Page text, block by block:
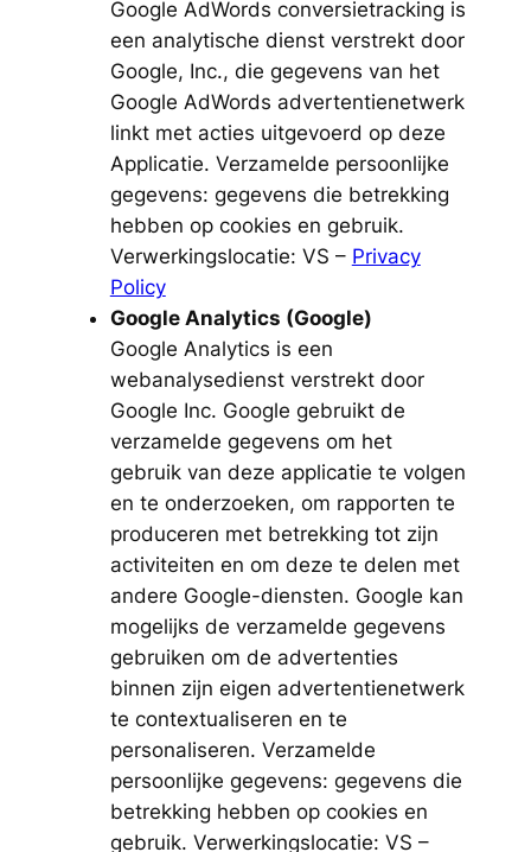
Google AdWords conversietracking is
een analytische dienst verstrekt door
Google, Inc., die gegevens van het
Google AdWords advertentienetwerk
linkt met acties uitgevoerd op deze
Applicatie. Verzamelde persoonlijke
gegevens: gegevens die betrekking
hebben op cookies en gebruik.
Verwerkingslocatie: VS – Privacy
Policy
Google Analytics (Google)
Google Analytics is een
webanalysedienst verstrekt door
Google Inc. Google gebruikt de
verzamelde gegevens om het
gebruik van deze applicatie te volgen
en te onderzoeken, om rapporten te
produceren met betrekking tot zijn
activiteiten en om deze te delen met
andere Google-diensten. Google kan
mogelijks de verzamelde gegevens
gebruiken om de advertenties
binnen zijn eigen advertentienetwerk
te contextualiseren en te
personaliseren. Verzamelde
persoonlijke gegevens: gegevens die
betrekking hebben op cookies en
gebruik. Verwerkingslocatie: VS –